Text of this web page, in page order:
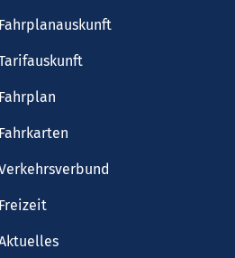
Fahrplanauskunft
Fahrplan
Fahrkarten
Freizeit